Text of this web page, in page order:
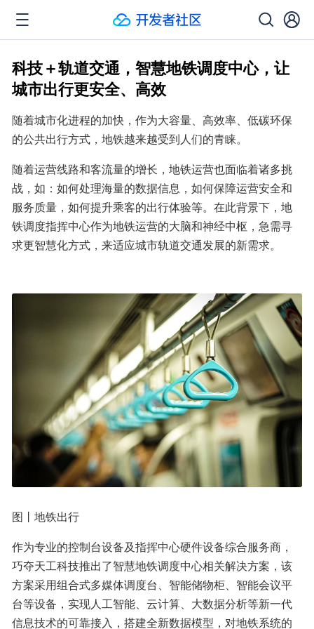
科技＋轨道交通，智慧地铁调度中心，让
城市出行更安全、高效
随着城市化进程的加快，作为大容量、高效率、低碳环保
的公共出行方式，地铁越来越受到人们的青睐。
随着运营线路和客流量的增长，地铁运营也面临着诸多挑
战，如：如何处理海量的数据信息，如何保障运营安全和
服务质量，如何提升乘客的出行体验等。在此背景下，地
铁调度指挥中心作为地铁运营的大脑和神经中枢，急需寻
求更智慧化方式，来适应城市轨道交通发展的新需求。
图丨地铁出行
作为专业的控制台设备及指挥中心硬件设备综合服务商，
巧夺天工科技推出了智慧地铁调度中心相关解决方案，该
方案采用组合式多媒体调度台、智能储物柜、智能会议平
台等设备，实现人工智能、云计算、大数据分析等新一代
信息技术的可靠接入，搭建全新数据模型，对地铁系统的